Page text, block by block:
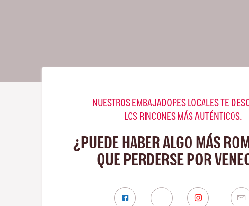
NUESTROS EMBAJADORES LOCALES TE
LOS RINCONES MÁS AUTÉNTICOS.
¿PUEDE HABER ALGO MÁS
QUE PERDERSE POR